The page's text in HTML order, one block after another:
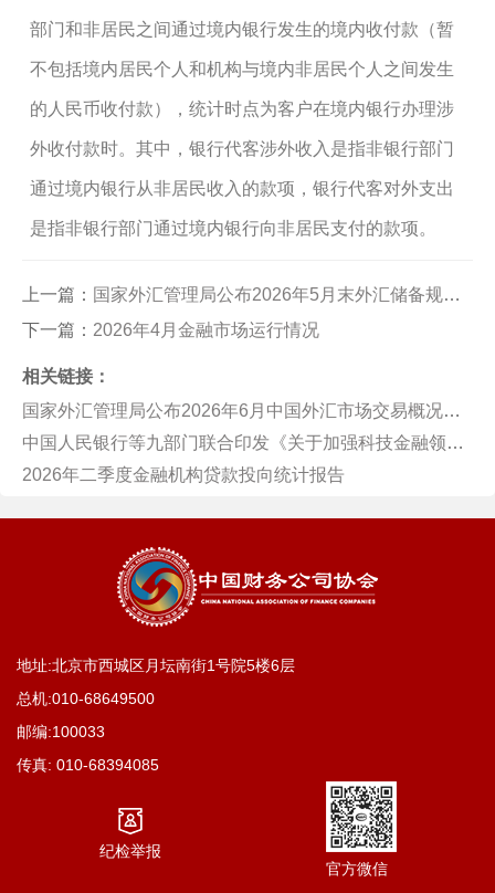
部门和非居民之间通过境内银行发生的境内收付款（暂
不包括境内居民个人和机构与境内非居民个人之间发生
的人民币收付款），统计时点为客户在境内银行办理涉
外收付款时。其中，银行代客涉外收入是指非银行部门
通过境内银行从非居民收入的款项，银行代客对外支出
是指非银行部门通过境内银行向非居民支付的款项。
上一篇： 国家外汇管理局公布2026年5月末外汇储备规模数据
下一篇： 2026年4月金融市场运行情况
相关链接：
国家外汇管理局公布2026年6月中国外汇市场交易概况数据
中国人民银行等九部门联合印发《关于加强科技金融领域数据开发利用的通知》
2026年二季度金融机构贷款投向统计报告
地址:北京市西城区月坛南街1号院5楼6层
总机:010-68649500
邮编:100033
传真: 010-68394085
纪检举报
官方微信